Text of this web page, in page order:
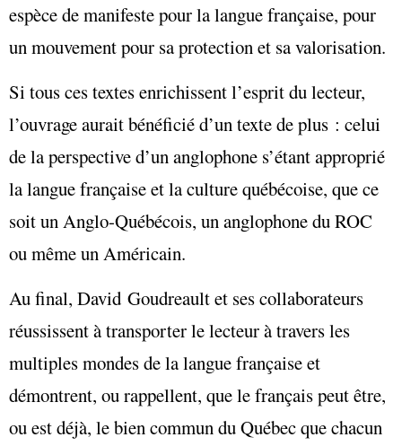
espèce de manifeste pour la langue française, pour
un mouvement pour sa protection et sa valorisation.
Si tous ces textes enrichissent l’esprit du lecteur,
l’ouvrage aurait bénéficié d’un texte de plus : celui
de la perspective d’un anglophone s’étant approprié
la langue française et la culture québécoise, que ce
soit un Anglo-Québécois, un anglophone du ROC
ou même un Américain.
Au final, David Goudreault et ses collaborateurs
réussissent à transporter le lecteur à travers les
multiples mondes de la langue française et
démontrent, ou rappellent, que le français peut être,
ou est déjà, le bien commun du Québec que chacun